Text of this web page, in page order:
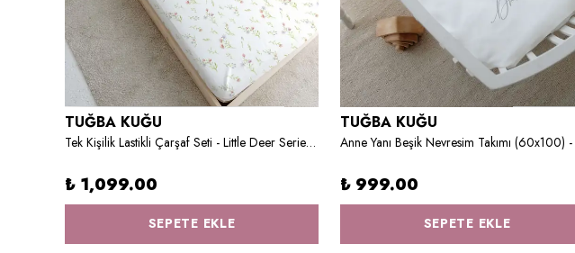
TUĞBA KUĞU
Tek Kişilik Lastikli Çarşaf Seti - Little Deer Series - D Harfi
₺ 1,099.00
SEPETE EKLE
TUĞBA KUĞU
₺ 999.00
SEPETE EKLE